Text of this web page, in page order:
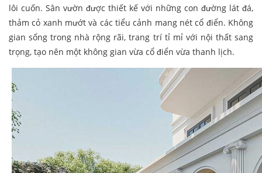
lôi cuốn. Sân vườn được thiết kế với những con đường lát đá,
thảm cỏ xanh mướt và các tiểu cảnh mang nét cổ điển. Không
gian sống trong nhà rộng rãi, trang trí tỉ mỉ với nội thất sang
trọng, tạo nên một không gian vừa cổ điển vừa thanh lịch.